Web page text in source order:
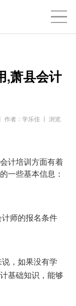
,萧县会计
作者：学乐佳 丨 浏览
计培训方面有着
一些基本信息：
师的报名条件
说，如果没有学
基础知识，能够